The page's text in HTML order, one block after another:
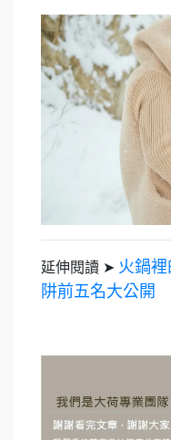
延伸閱讀 ➤ 火鍋
阱前五名大公開